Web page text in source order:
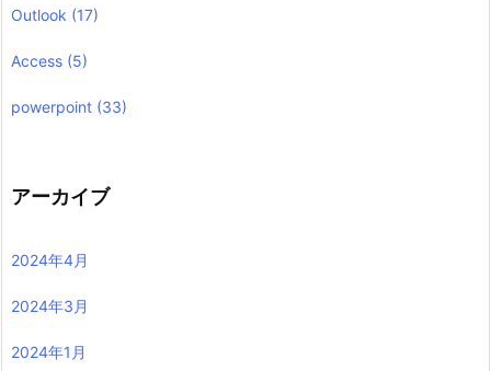
Outlook (17)
Access (5)
powerpoint (33)
アーカイブ
2024年4月
2024年3月
2024年1月